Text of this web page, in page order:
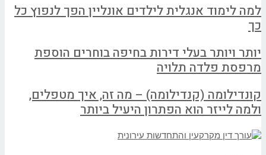
למה לימוד אנגלית לילדים אונליין הפך לנפוץ כל
כך
יותר ויותר בעלי דירות בחיפה בוחרים הוספת
מרפסת פלדה תלויה
קונדילומה (קנדילומה) – מה זה, איך מטפלים,
ולמה לייזר הוא הפתרון היעיל ביותר